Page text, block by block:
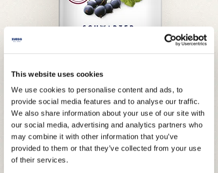
This website uses cookies
We use cookies to personalise content and ads, to
provide social media features and to analyse our traffic.
We also share information about your use of our site with
our social media, advertising and analytics partners who
may combine it with other information that you’ve
provided to them or that they’ve collected from your use
of their services.
GLASFLASCHE 425 ML
Die besten Obstsorten zum Verdünnen